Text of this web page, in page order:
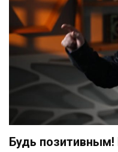
Будь позитивным!